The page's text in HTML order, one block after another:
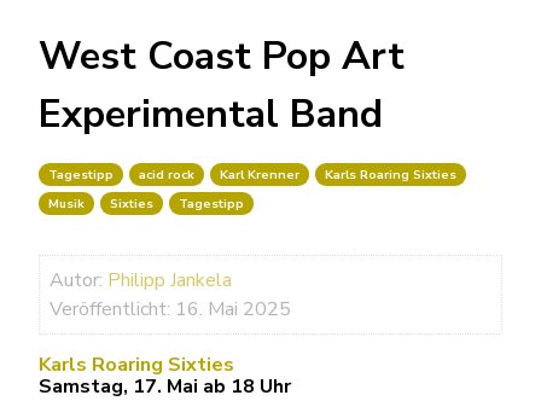
West Coast Pop Art
Experimental Band
Tagestipp acid rock Karl Krenner
Karls Roaring Sixties
Musik
Sixties Tagestipp
Autor: Philipp Jankela
Veröffentlicht: 16. Mai 2025
Karls Roaring Sixties
Samstag, 17. Mai ab 18 Uhr